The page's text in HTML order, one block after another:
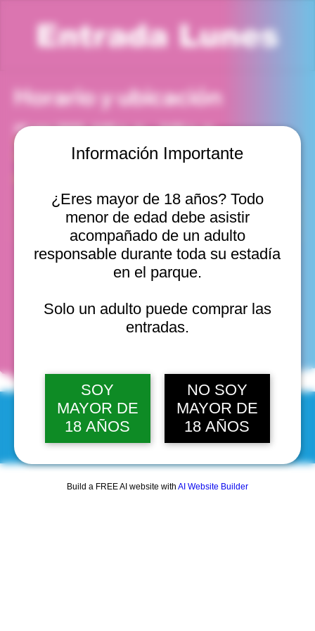
Información Importante
¿Eres mayor de 18 años? Todo
menor de edad debe asistir
acompañado de un adulto
responsable durante toda su estadía
en el parque.
Solo un adulto puede comprar las
entradas.
SOY
MAYOR DE
18 AÑOS
NO SOY
MAYOR DE
18 AÑOS
Build a FREE AI website with AI Website Builder
Entrada Lunes
Horario y ubicación
25 ago 2025, 4:00 p. m. – 5:00 p. m.
Viña del Mar, Cam. Internacional 2440, Viña del Mar,
Valparaíso, Chile
lun, 10 ago, 10:00 a. m.
lun, 10 ago, 11:00 a. m.
lun, 10 ago, 12:00 p. m.
Ver 20
fechas
© 2025 by Scantastic.